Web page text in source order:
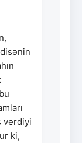
verdiyi
ki,